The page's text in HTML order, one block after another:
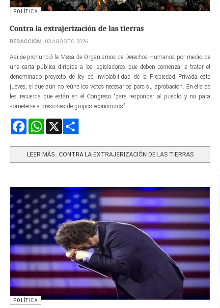
POLÍTICA
Contra la extrajerización de las tierras
REDACCIÓN 03 AGOSTO 2026
Así se pronunció la Mesa de Organismos de Derechos Humanos por medio de
una carta pública dirigida a los legisladores que deben comenzar a tratar el
denominado proyecto de ley de Inviolabilidad de la Propiedad Privada este
jueves, el que aún no reúne los votos necesarios para su aprobación. En ella se
les recuerda que están en el Congreso “para responder al pueblo y no para
someterse a presiones de grupos económicos”.
FacebookWhatsApp
LEER MÁS…CONTRA LA EXTRAJERIZACIÓN DE LAS TIERRAS
POLÍTICA